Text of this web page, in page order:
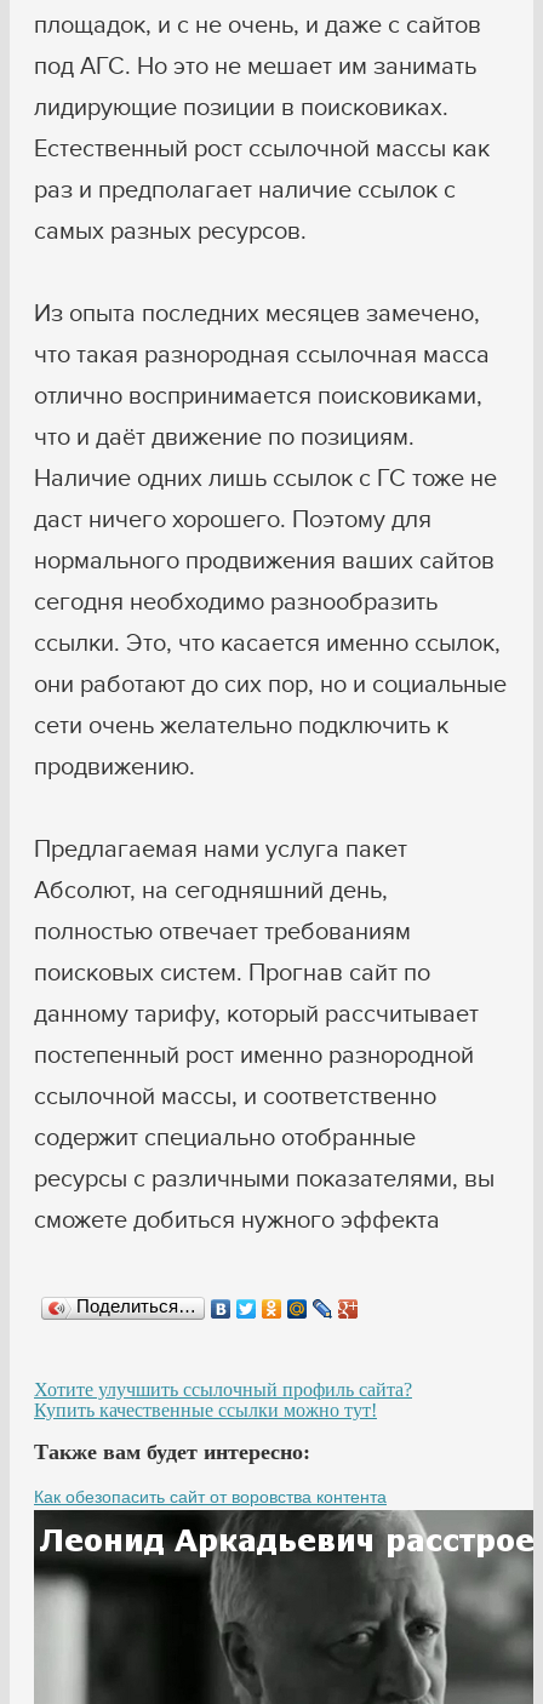
площадок, и с не очень, и даже с сайтов
под АГС. Но это не мешает им занимать
лидирующие позиции в поисковиках.
Естественный рост ссылочной массы как
раз и предполагает наличие ссылок с
самых разных ресурсов.
Из опыта последних месяцев замечено,
что такая разнородная ссылочная масса
отлично воспринимается поисковиками,
что и даёт движение по позициям.
Наличие одних лишь ссылок с ГС тоже не
даст ничего хорошего. Поэтому для
нормального продвижения ваших сайтов
сегодня необходимо разнообразить
ссылки. Это, что касается именно ссылок,
они работают до сих пор, но и социальные
сети очень желательно подключить к
продвижению.
Предлагаемая нами услуга пакет
Абсолют, на сегодняшний день,
полностью отвечает требованиям
поисковых систем. Прогнав сайт по
данному тарифу, который рассчитывает
постепенный рост именно разнородной
ссылочной массы, и соответственно
содержит специально отобранные
ресурсы с различными показателями, вы
сможете добиться нужного эффекта
Поделиться…
Хотите улучшить ссылочный профиль сайта?
Купить качественные ссылки можно тут!
Также вам будет интересно:
Как обезопасить сайт от воровства контента